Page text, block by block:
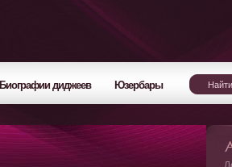
Биографии диджеев Юзербары